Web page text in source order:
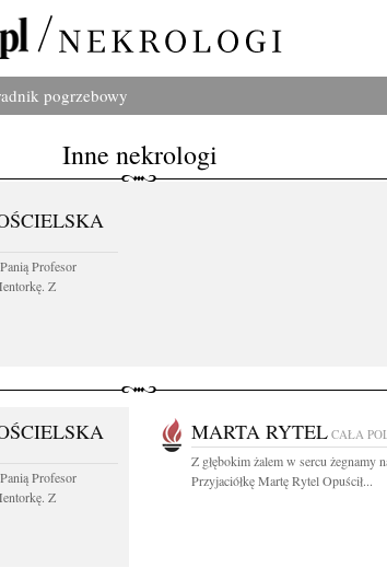
pogrzebowy
Inne nekrologi
Profesor
Z
Profesor
Z
MARTA RYTEL CAŁA
Z głębokim żalem w sercu żegnamy
Przyjaciółkę Martę Rytel Opuścił...